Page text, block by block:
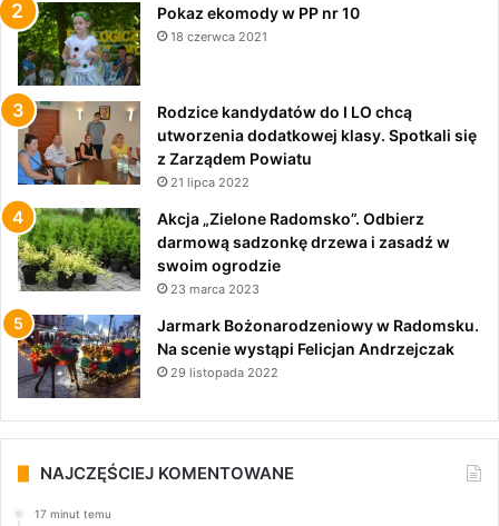
Pokaz ekomody w PP nr 10
18 czerwca 2021
Rodzice kandydatów do I LO chcą
utworzenia dodatkowej klasy. Spotkali się
z Zarządem Powiatu
21 lipca 2022
Akcja „Zielone Radomsko”. Odbierz
darmową sadzonkę drzewa i zasadź w
swoim ogrodzie
23 marca 2023
Jarmark Bożonarodzeniowy w Radomsku.
Na scenie wystąpi Felicjan Andrzejczak
29 listopada 2022
NAJCZĘŚCIEJ KOMENTOWANE
17 minut temu